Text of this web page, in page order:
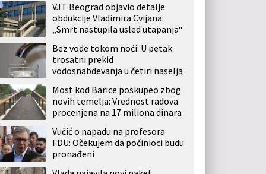
VJT Beograd objavio detalje
obdukcije Vladimira Cvijana:
„Smrt nastupila usled utapanja“
Bez vode tokom noći: U petak
trosatni prekid
vodosnabdevanja u četiri naselja
Most kod Barice poskupeo zbog
novih temelja: Vrednost radova
procenjena na 17 miliona dinara
Vučić o napadu na profesora
FDU: Očekujem da počinioci budu
pronađeni